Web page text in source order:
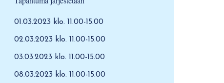
01.03.2023 klo. 11.00-15.00
02.03.2023 klo. 11.00-15.00
03.03.2023 klo. 11.00-15.00
08.03.2023 klo. 11.00-15.00